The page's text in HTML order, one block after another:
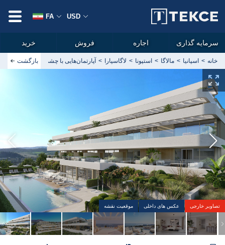
خانه اسپانیا مالاگا استپونا لاگاسپارا آپارتمان‌هایی با چشم‌انداز پانوراما از
بازگشت
تصاویر خارجی عکس های داخلی موقعیت نقشه
USD
FA
خرید فروش اجاره سرمایه گذاری